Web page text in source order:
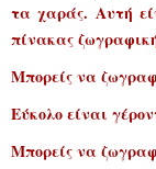
τα χαράς. Αυτή
πίνακας
Μπορείς να
Εύκολο είναι
Μπορείς να